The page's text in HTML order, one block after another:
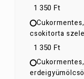
1 350 Ft
csokitorta
1 350 Ft